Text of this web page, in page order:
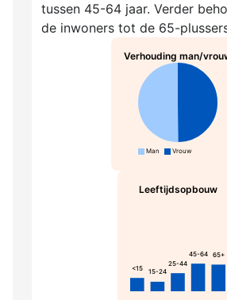
tussen 45-64 jaar. Verder
de inwoners tot de 65-
Verhouding man/
Man Vrouw
Leeftijdsopbouw
<15 15-24
25-44
45-64 65+